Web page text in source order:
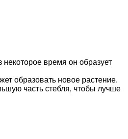
время он образует
образовать новое растение.
часть стебля, чтобы лучше